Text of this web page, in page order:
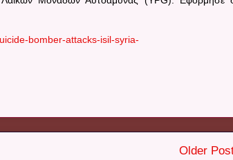
bomber-attacks-isil-syria-
Older